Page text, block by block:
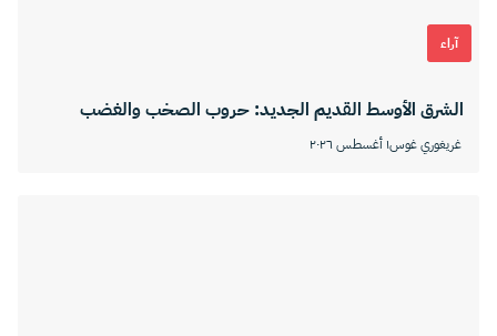
آراء
الشرق الأوسط القديم الجديد: حروب الصخب والغضب
غريغوري غوس١ أغسطس ٢٠٢٦